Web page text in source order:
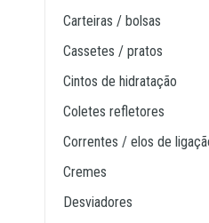
carteiras / bolsas
cassetes / pratos
cintos de hidratação
coletes refletores
correntes / elos de
cremes
desviadores